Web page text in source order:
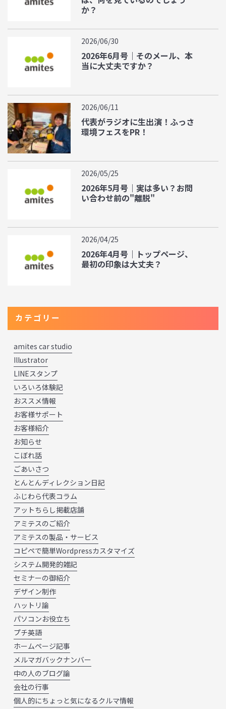
か？
2026/06/30
2026年6月号｜そのメール、本
当に大丈夫ですか？
2026/06/11
代表がラジオに生出演！ふっさ
環境フェスをPR！
2026/05/25
2026年5月号｜実は多い？お問
い合わせ前の"離脱"
2026/04/25
2026年4月号｜トップページ、
最初の印象は大丈夫？
カテゴリー
amites car studio
Illustrator
LINEスタンプ
いろいろ体験記
おススメ情報
お客様サポート
お客様紹介
お知らせ
こぼれ話
ごあいさつ
とんとんディレクション日記
ふじわら代表コラム
アットちらし掲載店舗
アミテスのご紹介
アミテスの製品・サービス
コピペで簡単Wordpressカスタマイズ
システム開発的雑記
セミナーの御紹介
デザイン制作
ハットリ論
パソコンお役立ち
プチ英語
ホームページ記事
メルマガバックナンバー
中の人のブログ論
会社の行事
個人的にちょっと気になるクルマ情報